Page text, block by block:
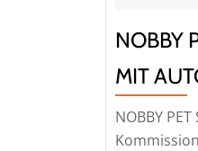
NOBBY
MIT
NOBBY